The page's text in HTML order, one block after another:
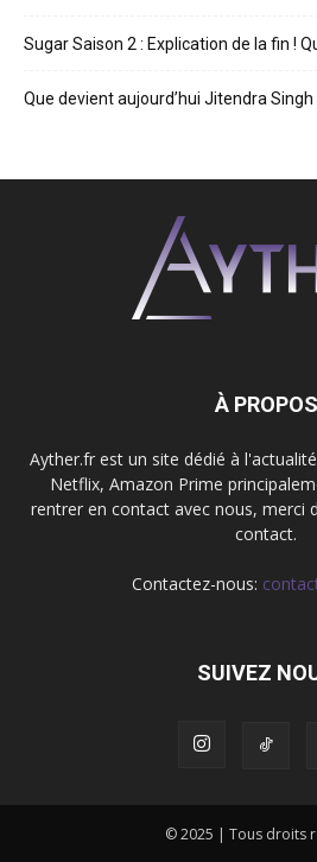
Sugar Saison 2 : Explication de la fin !
Que devient aujourd’hui Jitendra Singh
À PROPOS
Ayther.fr est un site dédié à
Netflix, Amazon Prime
rentrer en contact avec nous, merci
contact.
Contactez-nous:
SUIVEZ
© 2025 | Tous droits